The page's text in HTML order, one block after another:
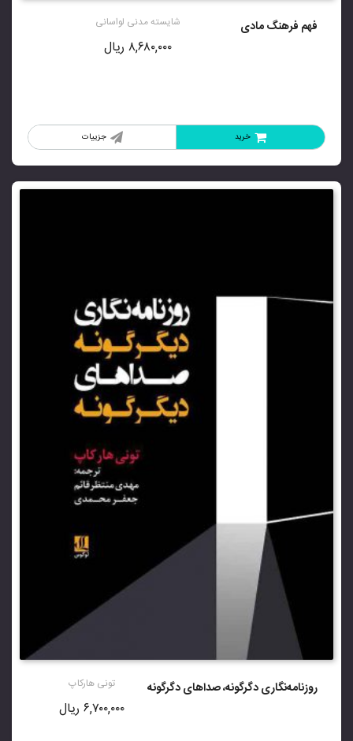
فهم فرهنگ مادی شایسته مدنی لواسانی
۸,۶۸۰,۰۰۰ ریال
جزییات خرید
روزنامه‌نگاری دگرگونه، صداهای دگرگونه تونی هارکاپ
۶,۷۰۰,۰۰۰ ریال